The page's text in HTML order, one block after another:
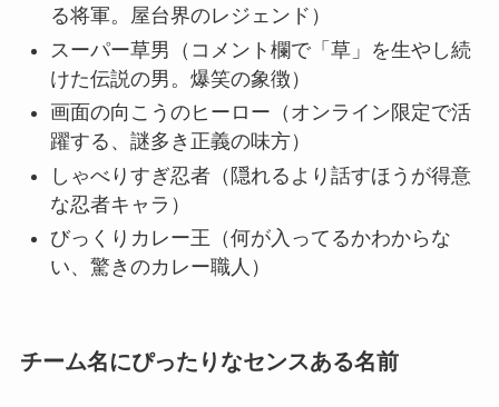
る将軍。屋台界のレジェンド）
スーパー草男（コメント欄で「草」を生やし続
けた伝説の男。爆笑の象徴）
画面の向こうのヒーロー（オンライン限定で活
躍する、謎多き正義の味方）
しゃべりすぎ忍者（隠れるより話すほうが得意
な忍者キャラ）
びっくりカレー王（何が入ってるかわからな
い、驚きのカレー職人）
チーム名にぴったりなセンスある名前